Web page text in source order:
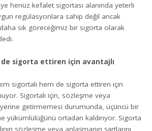
henüz kefalet sigortası alanında yeterli
regülasyonlara sahip değil ancak
sık göreceğimiz bir sigorta olarak
de sigorta ettiren için avantajlı
sigortalı hem de sigorta ettiren için
Sigortalı için, sözleşme veya
yerine getirmemesi durumunda, üçüncü bir
yükümlülüğünü ortadan kaldırıyor. Sigorta
sözleşme veya anlaşmanın şartlarını